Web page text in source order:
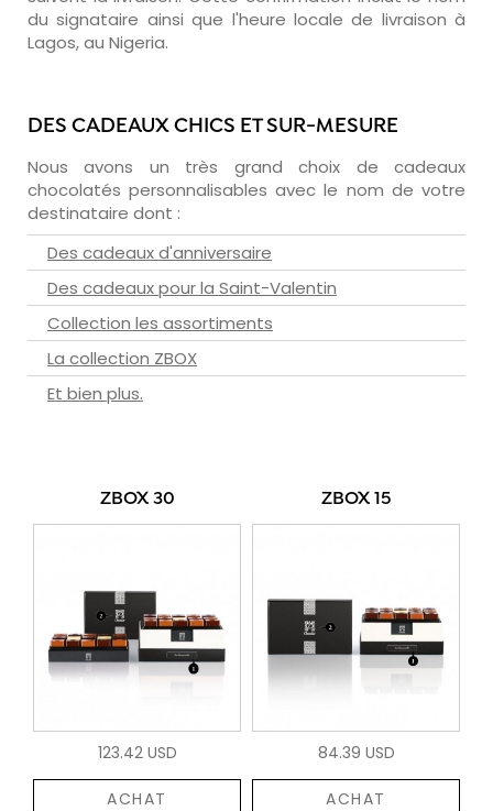
du signataire ainsi que l'heure locale de livraison à
Lagos, au Nigeria.
DES CADEAUX CHICS ET SUR-MESURE
Nous avons un très grand choix de cadeaux
chocolatés personnalisables avec le nom de votre
destinataire dont :
Des cadeaux d'anniversaire
Des cadeaux pour la Saint-Valentin
Collection les assortiments
La collection ZBOX
Et bien plus.
ZBOX 30
123.42 USD
ACHAT
ZBOX 15
84.39 USD
ACHAT